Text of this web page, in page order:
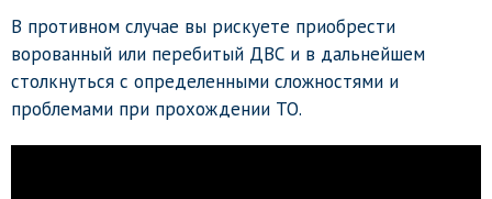
В противном случае вы рискуете приобрести
ворованный или перебитый ДВС и в дальнейшем
столкнуться с определенными сложностями и
проблемами при прохождении ТО.